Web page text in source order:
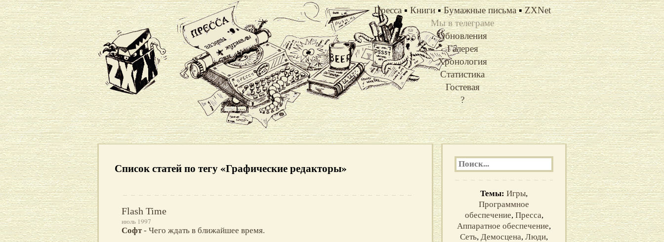
Пресса▪ Книги▪ Бумажные письма▪ ZXNet
Мы в телеграме
Обновления
Галерея
Хронология
Статистика
Гостевая
?
Список статей по тегу «Графические редакторы»
Flash Time
июль 1997
Софт- Чего ждать в ближайшее время.
Темы: Игры,
Программное
обеспечение, Пресса,
Аппаратное обеспечение,
Сеть, Демосцена, Люди,